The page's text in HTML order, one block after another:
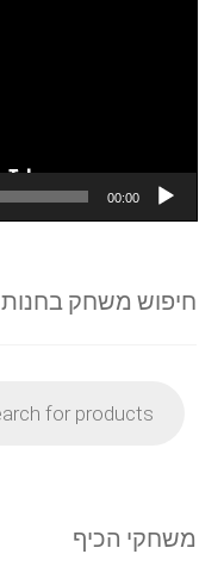
00:00
חיפוש משחק בחנות
search
משחקי הכיף